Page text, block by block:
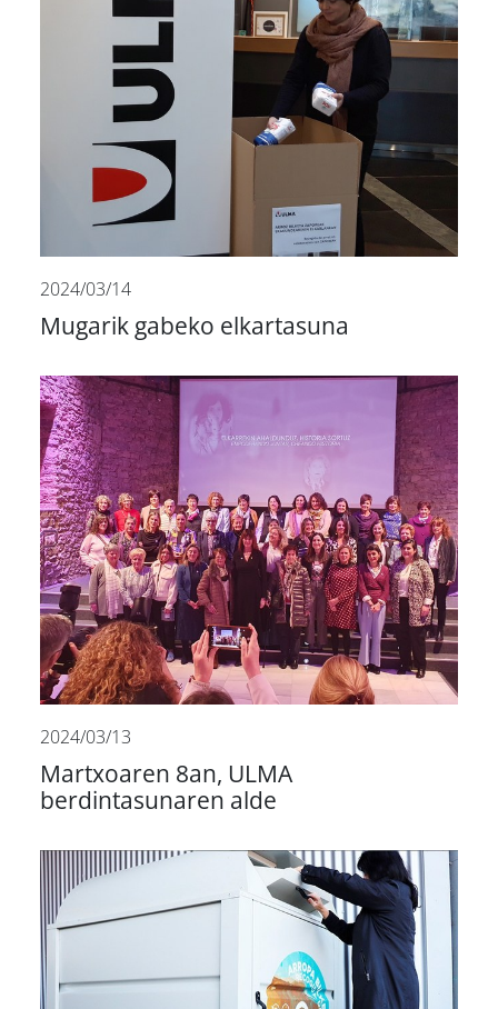
2024/03/14
Mugarik gabeko elkartasuna
2024/03/13
Martxoaren 8an, ULMA
berdintasunaren alde